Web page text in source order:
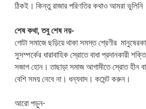
ঠিকই। কিন্তু রাজার পরিণতির কথাও আমরা
শেষ কথা, তবু শেষ নয়-
গোটা সমাজে ছড়িয়ে থাকা সমস্ত শ্রেণীর
সুসম্পর্কের ধারাবাহিক স্রোতে বাধা প্রদানকারী
সজাগ হোন। তাছাড়া সমাজ আগামীতে স্রোত হীন
বেশি সময় নেবে না। ধন্যবাদ। কমেন্ট করুন।
আরো পড়ুন-